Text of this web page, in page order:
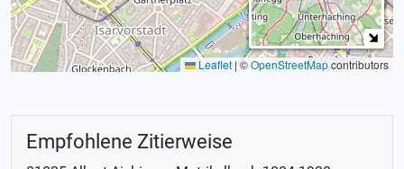
Leaflet|©OpenStreetMapcontributors
Empfohlene Zitierweise